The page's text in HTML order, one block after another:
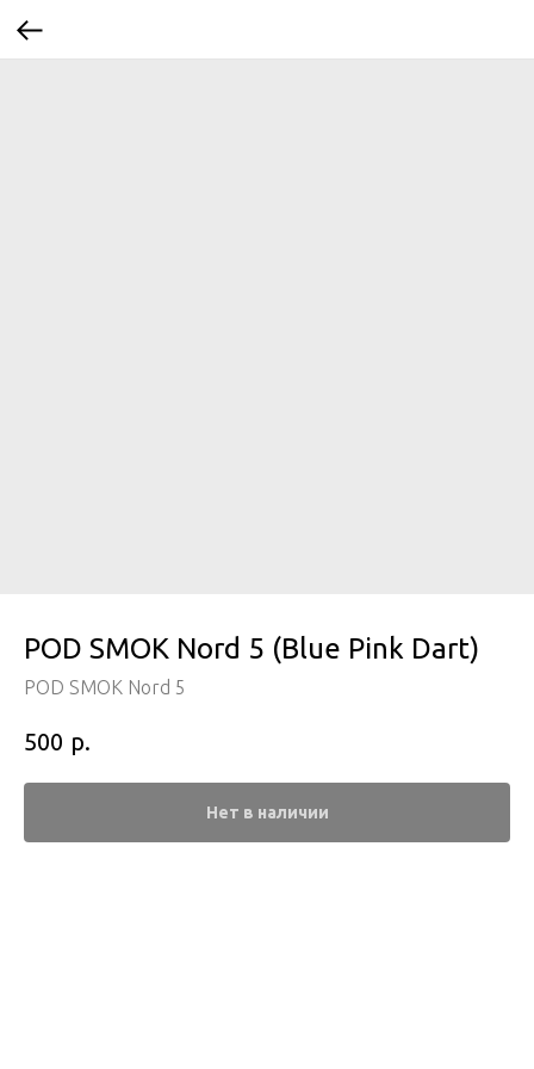
POD SMOK Nord 5 (Blue Pink Dart)
POD SMOK Nord 5
500 р.
Нет в наличии